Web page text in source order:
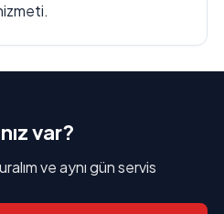
var?
ve aynı gün servis